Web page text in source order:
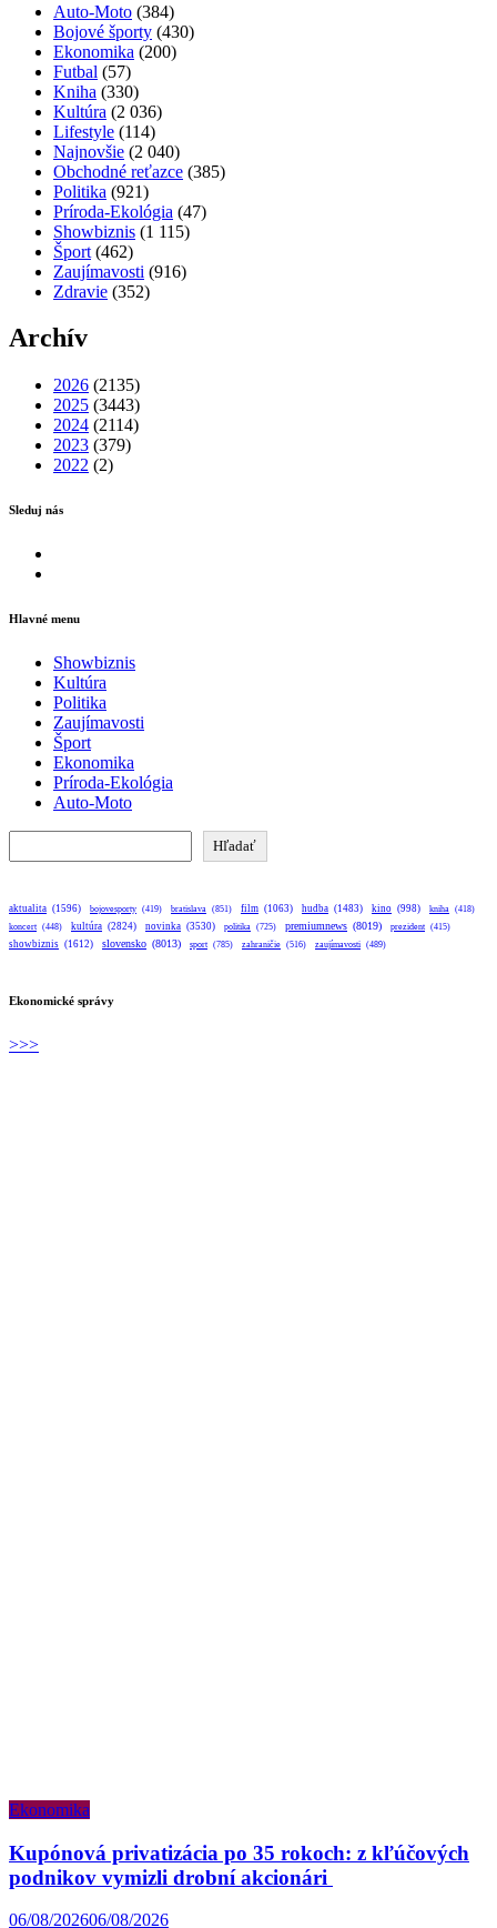
Auto-Moto (384)
Bojové športy (430)
Ekonomika (200)
Futbal (57)
Kniha (330)
Kultúra (2 036)
Lifestyle (114)
Najnovšie (2 040)
Obchodné reťazce (385)
Politika (921)
Príroda-Ekológia (47)
Showbiznis (1 115)
Šport (462)
Zaujímavosti (916)
Zdravie (352)
Archív
2026 (2135)
2025 (3443)
2024 (2114)
2023 (379)
2022 (2)
Sleduj nás
Hlavné menu
Showbiznis
Kultúra
Politika
Zaujímavosti
Šport
Ekonomika
Príroda-Ekológia
Auto-Moto
Hľadať
aktualita (1596) bojovesporty (419) bratislava (851) film (1063) hudba (1483) kino (998) kniha (418)
koncert (448) kultúra (2824) novinka (3530) politika (725) premiumnews (8019) prezident (415)
showbiznis (1612) slovensko (8013) sport (785) zahraničie (516) zaujímavosti (489)
Ekonomické správy
>>>
Ekonomika
Kupónová privatizácia po 35 rokoch: z kľúčových
podnikov vymizli drobní akcionári
06/08/202606/08/2026